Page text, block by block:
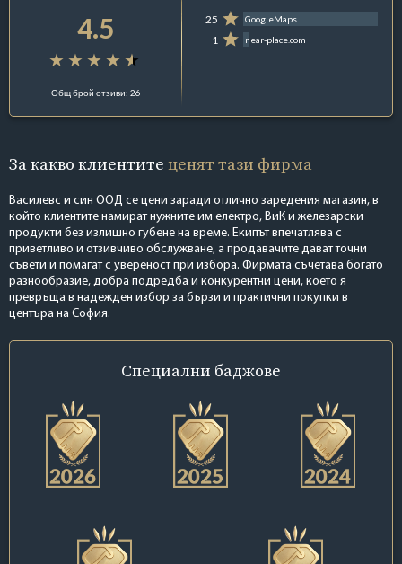
4.5
Общ брой отзиви: 26
25 GoogleMaps
1 near-place.com
За какво клиентите ценят тази фирма
Василевс и син ООД се цени заради отлично заредения магазин, в
който клиентите намират нужните им електро, ВиК и железарски
продукти без излишно губене на време. Екипът впечатлява с
приветливо и отзивчиво обслужване, а продавачите дават точни
съвети и помагат с увереност при избора. Фирмата съчетава богато
разнообразие, добра подредба и конкурентни цени, което я
превръща в надежден избор за бързи и практични покупки в
центъра на София.
Специални баджове